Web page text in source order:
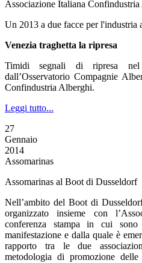
Associazione Italiana
Un 2013 a due facce per l'industria
Venezia traghetta la ripresa
Timidi segnali di ripresa nel
dall’Osservatorio Compagnie
Confindustria Alberghi.
Leggi tutto...
27
Gennaio
2014
Assomarinas
Assomarinas al Boot di Dusseldorf
Nell’ambito del Boot di
organizzato insieme con
conferenza stampa in cui
manifestazione e dalla quale è
rapporto tra le due
metodologia di promozione